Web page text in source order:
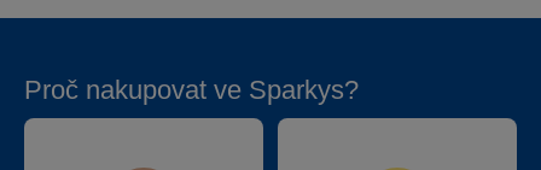
Proč nakupovat ve Sparkys?